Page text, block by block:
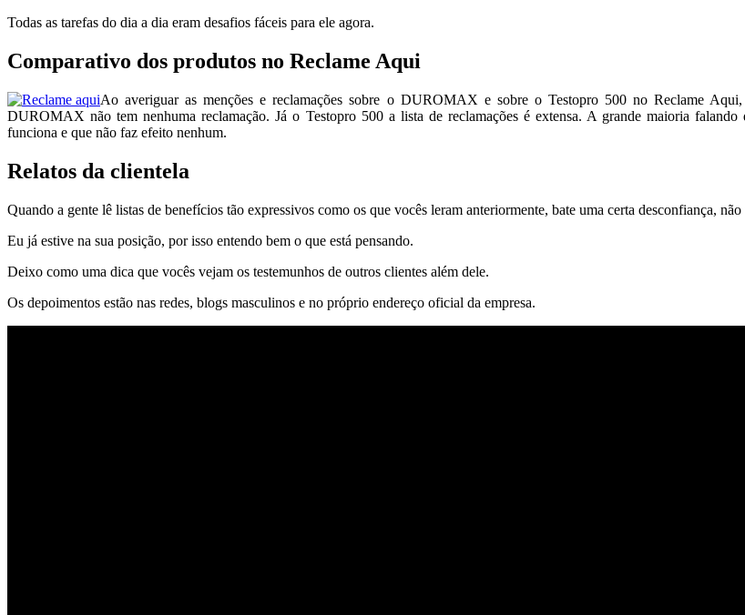
Todas as tarefas do dia a dia eram desafios fáceis para ele agora.
Comparativo dos produtos no Reclame Aqui
Ao averiguar as menções e reclamações sobre o DUROMAX e sobre o Testopro 500 no Reclame
DUROMAX não tem nenhuma reclamação. Já o Testopro 500 a lista de reclamações é extensa. A grande maioria
funciona e que não faz efeito nenhum.
Relatos da clientela
Quando a gente lê listas de benefícios tão expressivos como os que vocês leram anteriormente, bate uma certa desconfiança, não
Eu já estive na sua posição, por isso entendo bem o que está pensando.
Deixo como uma dica que vocês vejam os testemunhos de outros clientes além dele.
Os depoimentos estão nas redes, blogs masculinos e no próprio endereço oficial da empresa.